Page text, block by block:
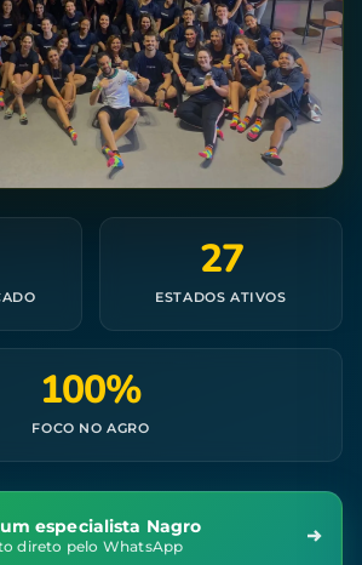
27
ESTADOS ATIVOS
100%
FOCO NO AGRO
especialista Nagro
direto pelo WhatsApp